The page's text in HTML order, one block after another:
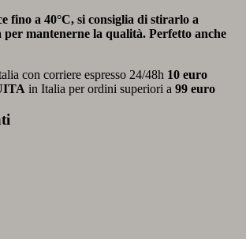
fino a 40°C, si consiglia di stirarlo a
mantenerne la qualità. Perfetto anche
con corriere espresso 24/48h 10 euro
in Italia per ordini superiori a 99 euro